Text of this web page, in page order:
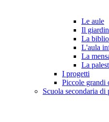
Le aule
Il
La
L'aula
La
La
I progetti
Piccole grandi
Scuola secondaria